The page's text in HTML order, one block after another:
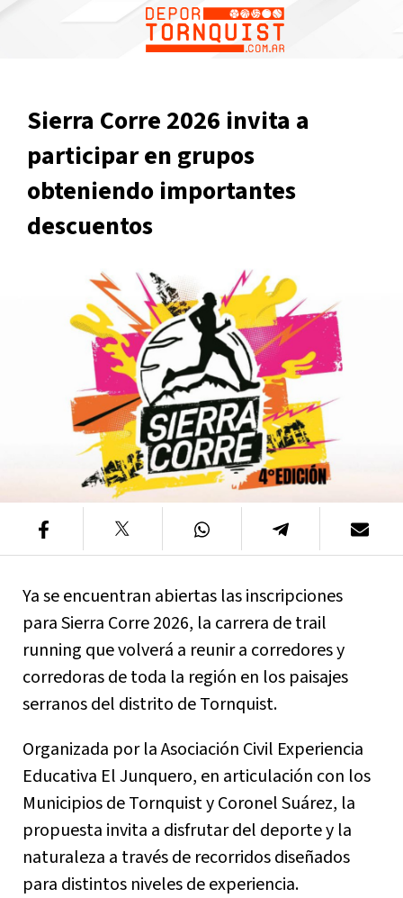
Sierra Corre 2026 invita a
participar en grupos
obteniendo importantes
descuentos
Ya se encuentran abiertas las inscripciones
para Sierra Corre 2026, la carrera de trail
running que volverá a reunir a corredores y
corredoras de toda la región en los paisajes
serranos del distrito de Tornquist.
Organizada por la Asociación Civil Experiencia
Educativa El Junquero, en articulación con los
Municipios de Tornquist y Coronel Suárez, la
propuesta invita a disfrutar del deporte y la
naturaleza a través de recorridos diseñados
para distintos niveles de experiencia.